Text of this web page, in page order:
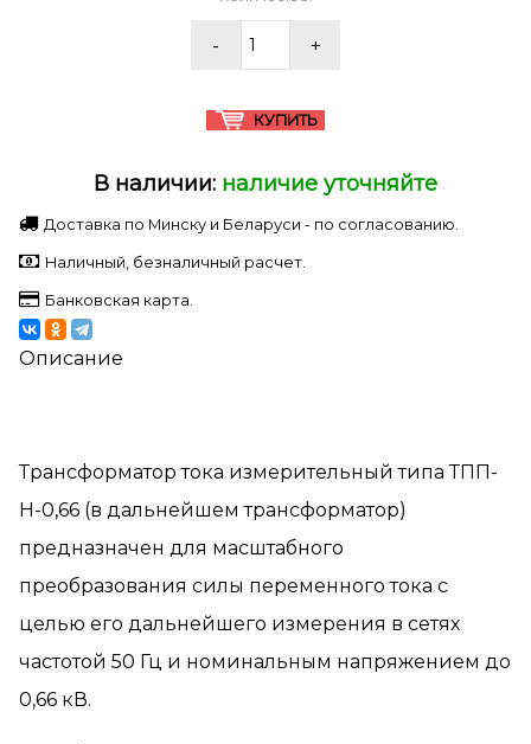
В наличии: наличие уточняйте
Доставка по Минску и Беларуси - по согласованию.
Наличный, безналичный расчет.
Банковская карта.
Описание
Трансформатор тока измерительный типа ТПП-
Н-0,66 (в дальнейшем трансформатор)
предназначен для масштабного
преобразования силы переменного тока с
целью его дальнейшего измерения в сетях
частотой 50 Гц и номинальным напряжением до
0,66 кВ.